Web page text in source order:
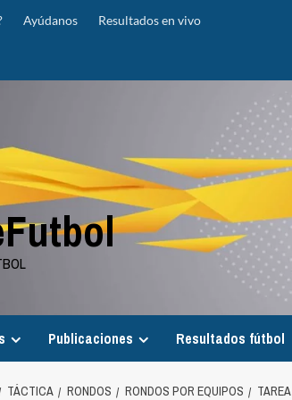
Ayúdanos Resultados en vivo
Publicaciones Resultados fútbol
TÁCTICA RONDOS RONDOS POR EQUIPOS TAREA